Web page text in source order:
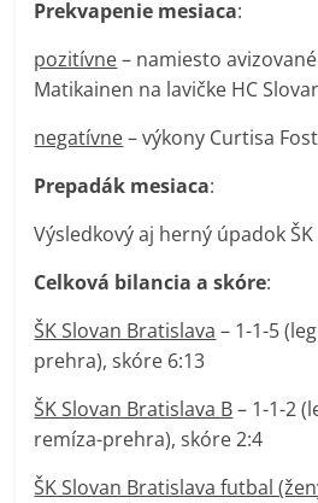
Prekvapenie mesiaca:
pozitívne– namiesto
Matikainen na lavičke HC
negatívne– výkony Curtisa
Prepadák mesiaca:
Výsledkový aj herný úpadok
Celková bilancia a skóre:
ŠK Slovan Bratislava – 1-1-5
prehra), skóre 6:13
ŠK Slovan Bratislava B– 1-1-2
remíza-prehra), skóre 2:4
ŠK Slovan Bratislava futbal